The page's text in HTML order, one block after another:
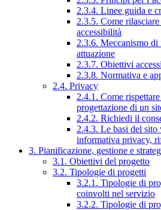
2.3.4. Linee guida e
2.3.5. Come
accessibilità
2.3.6. Meccanismo di
attuazione
2.3.7. Obiettivi
2.3.8. Normativa e
2.4. Privacy
2.4.1. Come
progettazione di un
2.4.2. Richiedi il
2.4.3. Le basi del sito
informativa privacy,
3. Pianificazione, gestione e
3.1. Obiettivi del progetto
3.2. Tipologie di progetti
3.2.1. Tipologie di
coinvolti nel servizio
3.2.2. Tipologie di